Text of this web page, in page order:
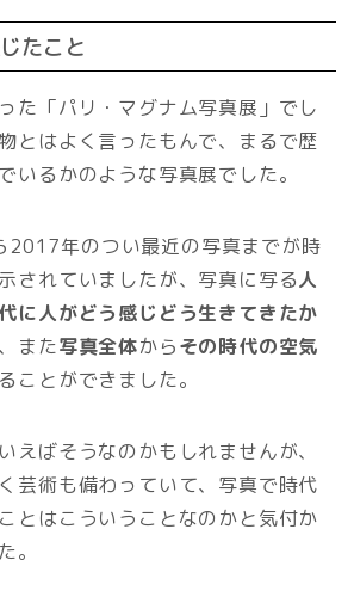
たこと
た「パリ・マグナム写真展」でし
とはよく言ったもんで、まるで歴
いるかのような写真展でした。
年のつい最近の写真までが時
されていましたが、写真に写る人
に人がどう感じどう生きてきたか
また写真全体からその時代の空気
ことができました。
えばそうなのかもしれませんが、
芸術も備わっていて、写真で時代
とはこういうことなのかと気付か
。